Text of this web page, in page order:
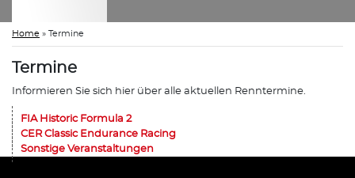
Home » Termine
Termine
Informieren Sie sich hier über alle aktuellen Renntermine.
FIA Historic Formula 2
CER Classic Endurance Racing
Sonstige Veranstaltungen